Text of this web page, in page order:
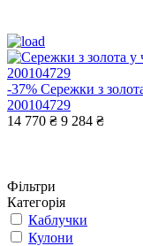
-37% Сережки з
200104729
14 770 ₴ 9 284 ₴
Фільтри
Категорія
Каблучки
Кулони